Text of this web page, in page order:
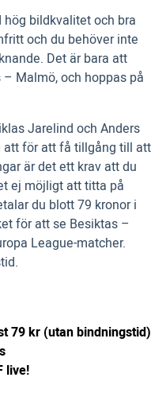
bildkvalitet och bra
och du behöver inte
Det är bara att
Malmö, och hoppas på
Jarelind och Anders
att för att få tillgång till att
är det ett krav att du
ej möjligt att titta på
du blott 79 kronor i
för att se Besiktas –
League-matcher.
79 kr (utan bindningstid)
live!